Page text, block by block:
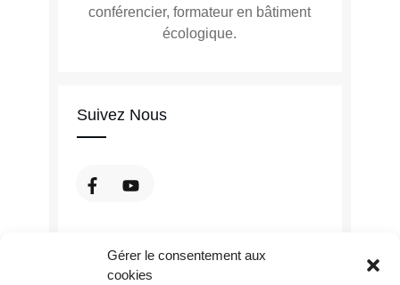
Gérer le consentement aux
cookies
conférencier, formateur en bâtiment
écologique.
Suivez Nous